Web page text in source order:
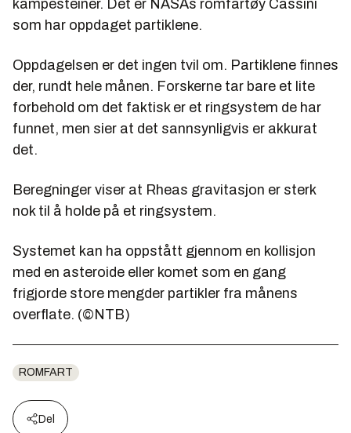
kampesteiner. Det er NASAs romfartøy Cassini
som har oppdaget partiklene.
Oppdagelsen er det ingen tvil om. Partiklene finnes
der, rundt hele månen. Forskerne tar bare et lite
forbehold om det faktisk er et ringsystem de har
funnet, men sier at det sannsynligvis er akkurat
det.
Beregninger viser at Rheas gravitasjon er sterk
nok til å holde på et ringsystem.
Systemet kan ha oppstått gjennom en kollisjon
med en asteroide eller komet som en gang
frigjorde store mengder partikler fra månens
overflate. (©NTB)
ROMFART
Del